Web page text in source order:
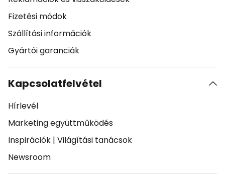
Fizetési módok
Szállítási információk
Gyártói garanciák
Kapcsolatfelvétel
Hírlevél
Marketing együttműködés
Inspirációk | Világítási tanácsok
Newsroom